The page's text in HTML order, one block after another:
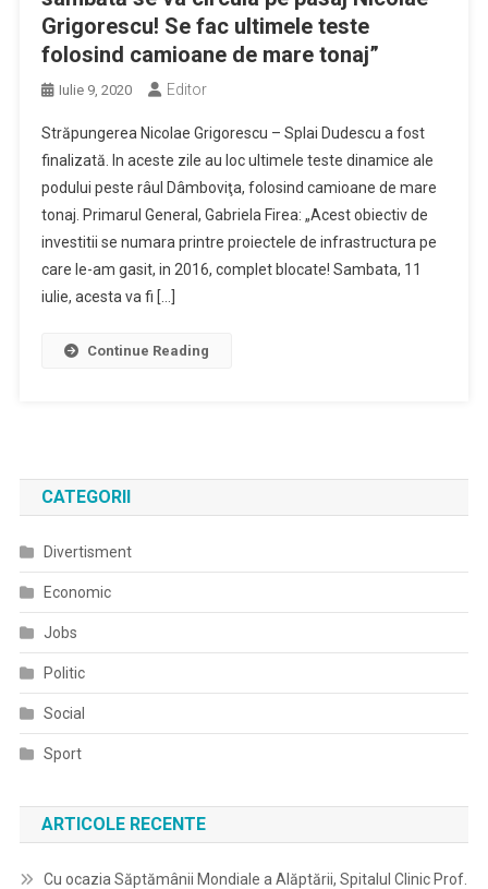
Grigorescu! Se fac ultimele teste
folosind camioane de mare tonaj”
Iulie 9, 2020 Editor
Străpungerea Nicolae Grigorescu – Splai Dudescu a fost
finalizată. In aceste zile au loc ultimele teste dinamice ale
podului peste râul Dâmboviţa, folosind camioane de mare
tonaj. Primarul General, Gabriela Firea: „Acest obiectiv de
investitii se numara printre proiectele de infrastructura pe
care le-am gasit, in 2016, complet blocate! Sambata, 11
iulie, acesta va fi […]
Continue Reading
CATEGORII
Divertisment
Economic
Jobs
Politic
Social
Sport
ARTICOLE RECENTE
Cu ocazia Săptămânii Mondiale a Alăptării, Spitalul Clinic Prof.